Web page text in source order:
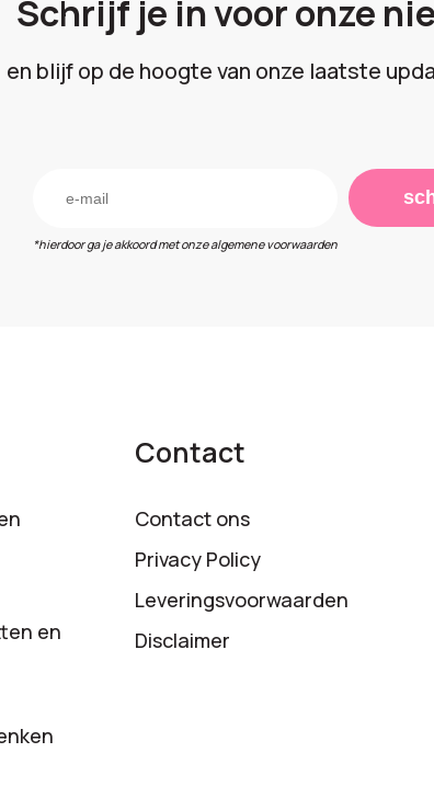
Schrijf je in voor onze
en blijf op de hoogte van onze laatste
*hierdoor ga je akkoord met onze algemene voorwaarden
en
Contact
Contact ons
Privacy Policy
Leveringsvoorwaarden
Disclaimer